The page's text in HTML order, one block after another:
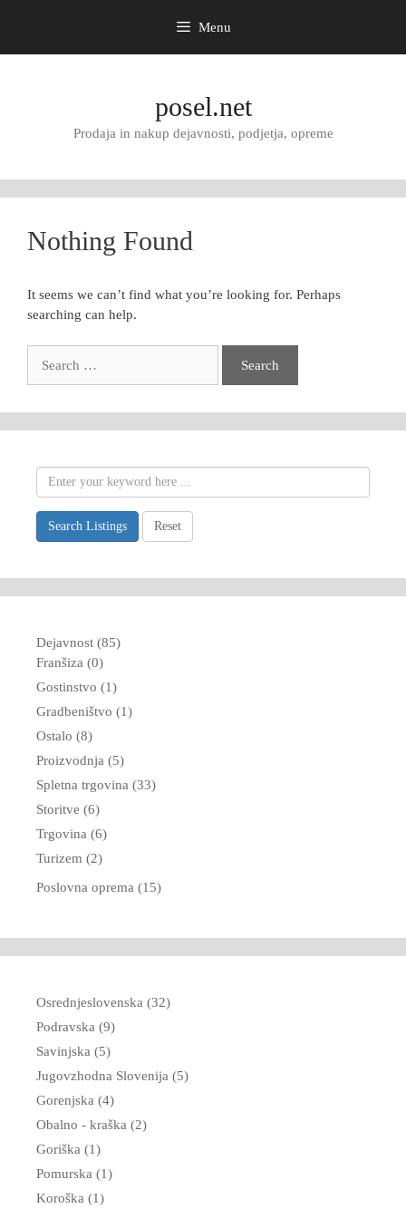
Menu
posel.net
Prodaja in nakup dejavnosti, podjetja, opreme
Nothing Found
It seems we can’t find what you’re looking for. Perhaps
searching can help.
for:
Search Listings Reset
Dejavnost (85)
Franšiza (0)
Gostinstvo (1)
Gradbeništvo (1)
Ostalo (8)
Proizvodnja (5)
Spletna trgovina (33)
Storitve (6)
Trgovina (6)
Turizem (2)
Poslovna oprema (15)
Osrednjeslovenska (32)
Podravska (9)
Savinjska (5)
Jugovzhodna Slovenija (5)
Gorenjska (4)
Obalno - kraška (2)
Goriška (1)
Pomurska (1)
Koroška (1)